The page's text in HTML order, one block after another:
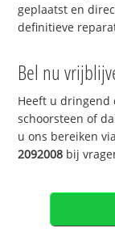
geplaatst en
definitieve
Bel nu
Heeft u dringend
schoorsteen of
u ons bereiken
2092008 bij